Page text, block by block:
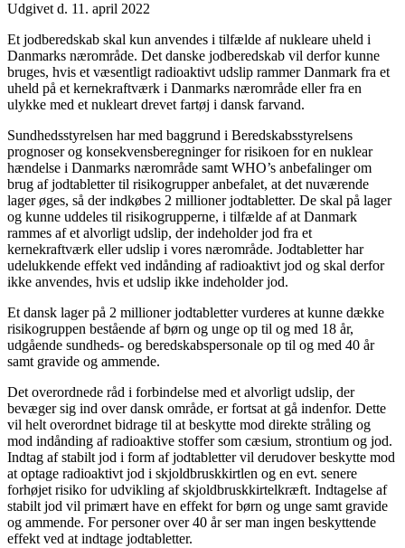
Udgivet d. 11. april 2022
Et jodberedskab skal kun anvendes i tilfælde af nukleare uheld i
Danmarks nærområde. Det danske jodberedskab vil derfor kunne
bruges, hvis et væsentligt radioaktivt udslip rammer Danmark fra et
uheld på et kernekraftværk i Danmarks nærområde eller fra en
ulykke med et nukleart drevet fartøj i dansk farvand.
Sundhedsstyrelsen har med baggrund i Beredskabsstyrelsens
prognoser og konsekvensberegninger for risikoen for en nuklear
hændelse i Danmarks nærområde samt WHO’s anbefalinger om
brug af jodtabletter til risikogrupper anbefalet, at det nuværende
lager øges, så der indkøbes 2 millioner jodtabletter. De skal på lager
og kunne uddeles til risikogrupperne, i tilfælde af at Danmark
rammes af et alvorligt udslip, der indeholder jod fra et
kernekraftværk eller udslip i vores nærområde. Jodtabletter har
udelukkende effekt ved indånding af radioaktivt jod og skal derfor
ikke anvendes, hvis et udslip ikke indeholder jod.
Et dansk lager på 2 millioner jodtabletter vurderes at kunne dække
risikogruppen bestående af børn og unge op til og med 18 år,
udgående sundheds- og beredskabspersonale op til og med 40 år
samt gravide og ammende.
Det overordnede råd i forbindelse med et alvorligt udslip, der
bevæger sig ind over dansk område, er fortsat at gå indenfor. Dette
vil helt overordnet bidrage til at beskytte mod direkte stråling og
mod indånding af radioaktive stoffer som cæsium, strontium og jod.
Indtag af stabilt jod i form af jodtabletter vil derudover beskytte mod
at optage radioaktivt jod i skjoldbruskkirtlen og en evt. senere
forhøjet risiko for udvikling af skjoldbruskkirtelkræft. Indtagelse af
stabilt jod vil primært have en effekt for børn og unge samt gravide
og ammende. For personer over 40 år ser man ingen beskyttende
effekt ved at indtage jodtabletter.